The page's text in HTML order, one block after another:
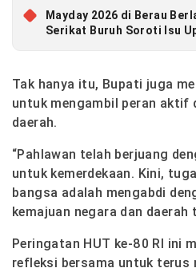
Mayday 2026 di Berau
Serikat Buruh Soroti Isu
Tak hanya itu, Bupati juga
untuk mengambil peran aktif
daerah.
“Pahlawan telah berjuang
untuk kemerdekaan. Kini,
bangsa adalah mengabdi
kemajuan negara dan daerah
Peringatan HUT ke-80 RI ini
refleksi bersama untuk terus